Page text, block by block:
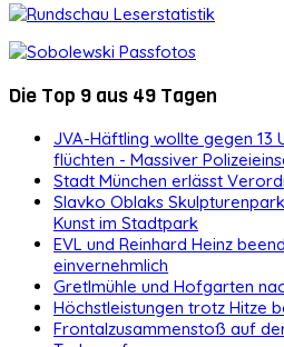
Die Top 9 aus 49 Tagen
JVA-Häftling wollte gegen 13
flüchten - Massiver
Stadt München erlässt
Slavko Oblaks
Kunst im Stadtpark
EVL und Reinhard Heinz
einvernehmlich
Gretlmühle und Hofgarten
Höchstleistungen trotz Hitze
Frontalzusammenstoß auf